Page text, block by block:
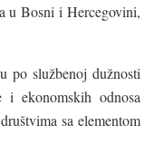
u Bosni i Hercegovini,
po službenoj dužnosti
i ekonomskih odnosa
sa elementom